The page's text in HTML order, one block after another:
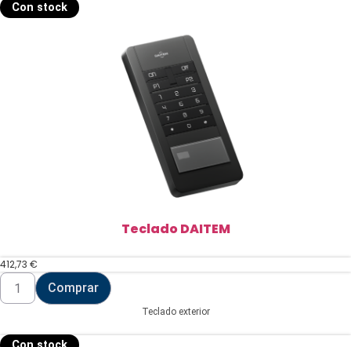
Con stock
Teclado DAITEM
412,73 €
Teclado
DAITEM
cantidad
Comprar
Teclado exterior